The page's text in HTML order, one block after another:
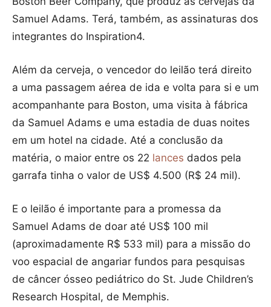
Samuel Adams. Terá, também, as assinaturas dos
integrantes do Inspiration4.
Além da cerveja, o vencedor do leilão terá direito
a uma passagem aérea de ida e volta para si e um
acompanhante para Boston, uma visita à fábrica
da Samuel Adams e uma estadia de duas noites
em um hotel na cidade. Até a conclusão da
matéria, o maior entre os 22 lances dados pela
garrafa tinha o valor de US$ 4.500 (R$ 24 mil).
E o leilão é importante para a promessa da
Samuel Adams de doar até US$ 100 mil
(aproximadamente R$ 533 mil) para a missão do
voo espacial de angariar fundos para pesquisas
de câncer ósseo pediátrico do St. Jude Children’s
Research Hospital, de Memphis.